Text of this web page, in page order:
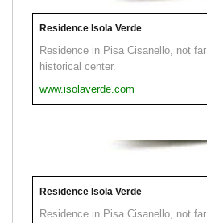
Residence Isola Verde
Residence in Pisa Cisanello, not
historical center.
www.isolaverde.com
Residence Isola Verde
Residence in Pisa Cisanello, not